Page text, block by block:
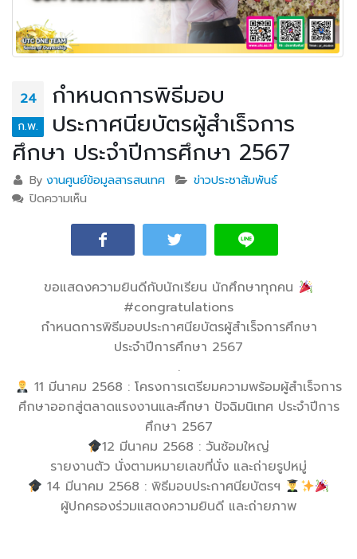
24
ก.พ.
กำหนดการพิธีมอบ
ประกาศนียบัตรผู้สำเร็จการ
ศึกษา ประจำปีการศึกษา 2567
Byงานศูนย์ข้อมูลสารสนเทศ
ข่าวประชาสัมพันธ์
ปิดความเห็น
ขอแสดงความยินดีกับนักเรียน นักศึกษาทุกคน
#congratulations
กำหนดการพิธีมอบประกาศนียบัตรผู้สำเร็จการศึกษา
ประจำปีการศึกษา 2567
.
11 มีนาคม 2568 : โครงการเตรียมความพร้อมผู้สำเร็จการ
ศึกษาออกสู่ตลาดแรงงานและศึกษา ปัจฉิมนิเทศ ประจำปีการ
ศึกษา 2567
12 มีนาคม 2568 : วันซ้อมใหญ่
รายงานตัว นั่งตามหมายเลขที่นั่ง และถ่ายรูปหมู่
14 มีนาคม 2568 : พิธีมอบประกาศนียบัตรฯ
ผู้ปกครองร่วมแสดงความยินดี และถ่ายภาพ